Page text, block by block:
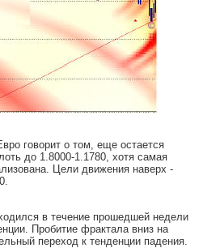
говорит о том, еще остается
до 1.8000-1.1780, хотя самая
Цели движения наверх -
в течение прошедшей недели
Пробитие фрактала вниз на
переход к тенденции падения.